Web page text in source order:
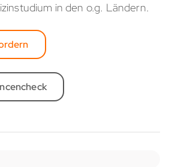
in den o.g. Ländern.